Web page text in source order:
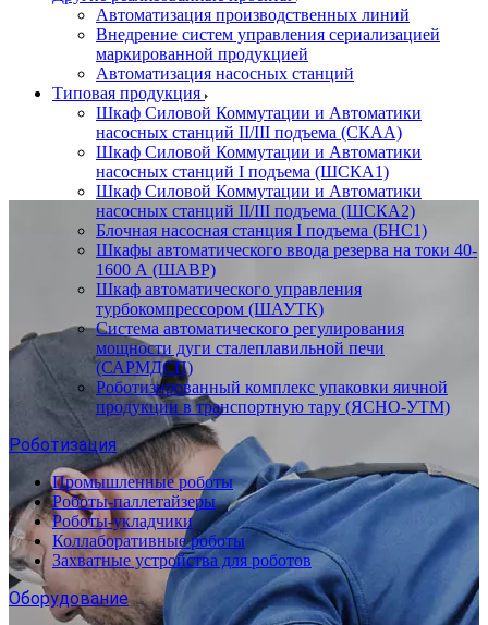
Автоматизация производственных линий
Внедрение систем управления сериализацией
маркированной продукцией
Автоматизация насосных станций
Типовая продукция
Шкаф Силовой Коммутации и Автоматики
насосных станций II/III подъема (СКАА)
Шкаф Силовой Коммутации и Автоматики
насосных станций I подъема (ШСКА1)
Шкаф Силовой Коммутации и Автоматики
насосных станций II/III подъема (ШСКА2)
Блочная насосная станция I подъема (БНС1)
Шкафы автоматического ввода резерва на токи 40-
1600 А (ШАВР)
Шкаф автоматического управления
турбокомпрессором (ШАУТК)
Система автоматического регулирования
мощности дуги сталеплавильной печи
(САРМДСП)
Роботизированный комплекс упаковки яичной
продукции в транспортную тару (ЯСНО-УТМ)
Роботизация
Промышленные роботы
Роботы-паллетайзеры
Роботы-укладчики
Коллаборативные роботы
Захватные устройства для роботов
Оборудование